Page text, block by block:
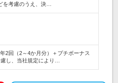
考慮のうえ、決…
2回（2～4か月分）＋プチボーナス
し、当社規定により…